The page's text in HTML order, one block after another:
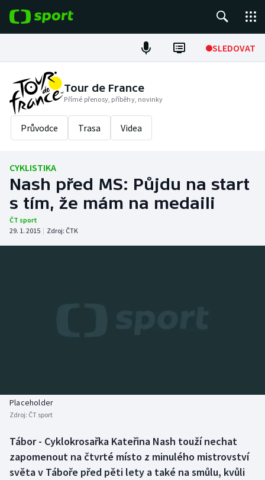
SLEDOVAT
Fotbal
Hokej
Tenis
Cyklistika
DALŠÍ SPORTY
Americký fotbal
Curling
Dostihy
Florbal
NEPŘEHLÉDNĚTE
Tour de France
Přímé přenosy, příběhy, novinky
Průvodce Trasa Videa
CYKLISTIKA
Nash před MS: Půjdu na start
s tím, že mám na medaili
ČT sport
29. 1. 2015 | Zdroj: ČTK
Placeholder
Zdroj: ČT sport
Tábor - Cyklokrosařka Kateřina Nash touží nechat
zapomenout na čtvrté místo z minulého mistrovství
světa v Táboře před pěti lety a také na smůlu, kvůli